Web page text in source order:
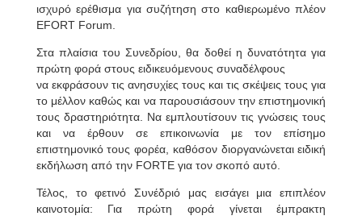
ισχυρό ερέθισμα για συζήτηση στο καθιερωμένο πλέον
EFORT Forum.
Στα πλαίσια του Συνεδρίου, θα δοθεί η δυνατότητα για
πρώτη φορά στους ειδικευόμενους συναδέλφους
να εκφράσουν τις ανησυχίες τους και τις σκέψεις τους για
το μέλλον καθώς και να παρουσιάσουν τηνεπιστημονική
τους δραστηριότητα. Να εμπλουτίσουν τις γνώσεις τους
και να έρθουν σε επικοινωνία με
τον επίσημο
επιστημονικό τους φορέα, καθόσον διοργανώνεται ειδική
εκδήλωση από την FORTE για τον σκοπό αυτό.
Τέλος, το φετινό Συνέδριό μας εισάγει μια επιπλέον
καινοτομία: Για πρώτη φορά γίνεται έμπρακτη